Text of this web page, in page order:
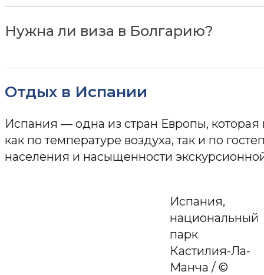
Нужна ли виза в Болгарию?
Отдых в Испании
Испания — одна из стран Европы,
как по температуре воздуха, так и по
населения и насыщенности
Испания,
национальный
парк
Кастилия-Ла-
Манча / ©